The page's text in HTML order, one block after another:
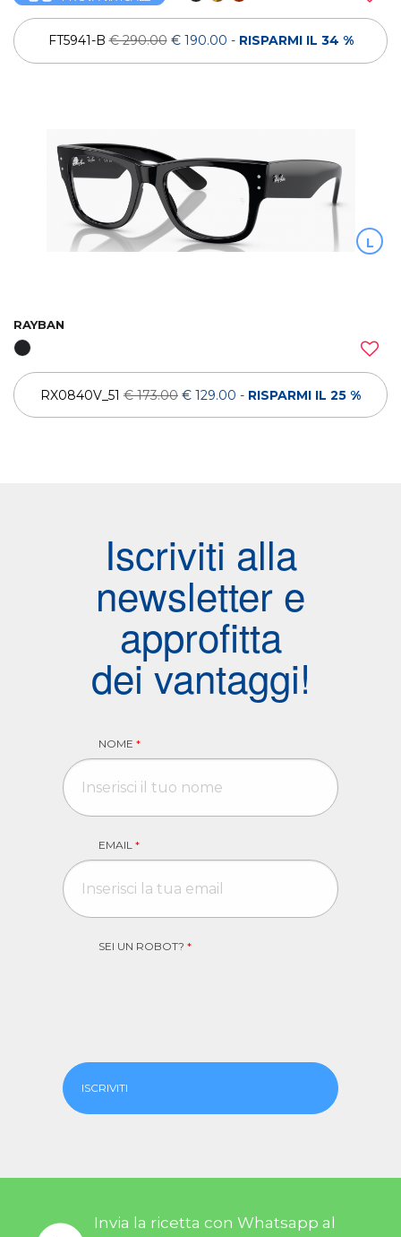
FT5941-B€ 290.00 € 190.00 - RISPARMI IL 34 %
L
RAYBAN
RX0840V_51 € 173.00 € 129.00 - RISPARMI IL 25 %
Iscriviti alla
newsletter e
approfitta
dei vantaggi!
NOME *
EMAIL *
SEI UN ROBOT? *
ISCRIVITI
Invia la ricetta con Whatsapp al